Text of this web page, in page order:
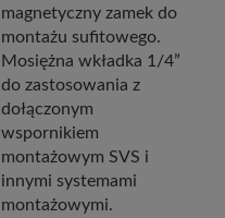
magnetyczny zamek do
montażu sufitowego.
Mosiężna wkładka 1/4”
do zastosowania z
dołączonym
wspornikiem
montażowym SVS i
innymi systemami
montażowymi.